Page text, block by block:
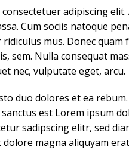
adipiscing elit.
Cum sociis natoque
mus. Donec quam
sem. Nulla consequat
nec, vulputate eget, arcu.
duo dolores et ea
est Lorem ipsum
sadipscing elitr, sed
magna aliquyam